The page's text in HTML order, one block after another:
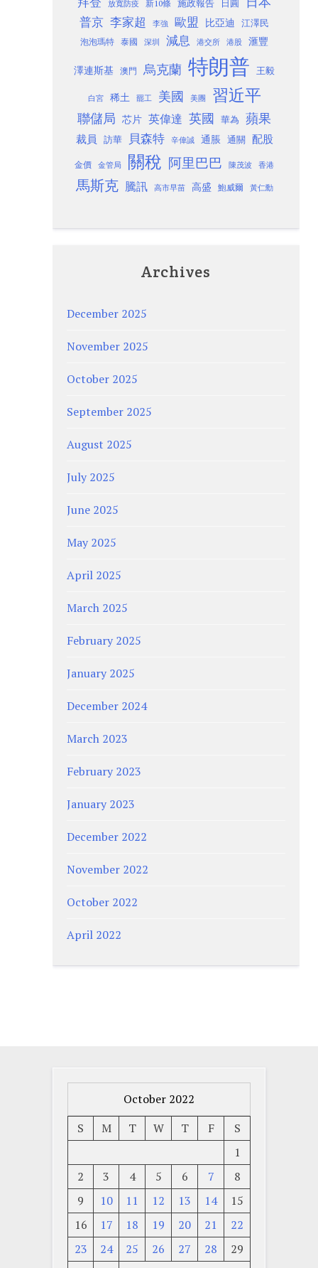
放寬防疫 新10條 施政報告 日圓
普京 李家超 李強 歐盟 比亞迪 江澤民
泡泡瑪特 泰國 深圳 減息 港交所 港股 滙豐
澤連斯基 澳門 烏克蘭 特朗普 王毅
白宮 稀土 罷工 美國 美團 習近平
聯儲局 芯片 英偉達 英國 華為 蘋果
裁員 訪華 貝森特 辛偉誠 通脹 通關 配股
金價 金管局 關稅 阿里巴巴 陳茂波 香港
馬斯克 騰訊 高市早苗 高盛 鮑威爾 黃仁勳
Archives
December 2025
November 2025
October 2025
September 2025
August 2025
July 2025
June 2025
May 2025
April 2025
March 2025
February 2025
January 2025
December 2024
March 2023
February 2023
January 2023
December 2022
November 2022
October 2022
April 2022
October 2022
S
M T W T F
S
1
2
3 4 5 6 7
8
9
10 11 12 13 14
15
16
17 18 19 20 21
22
23
24 25 26 27 28
29